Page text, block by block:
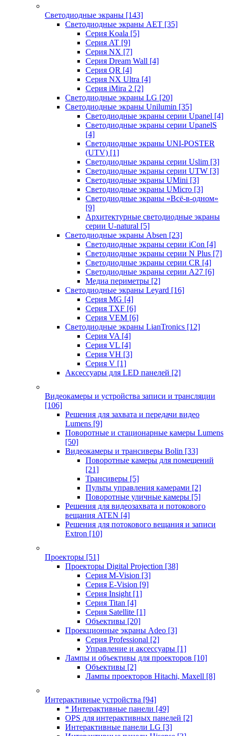
Светодиодные экраны [143]
Светодиодные экраны AET [35]
Cерия Koala [5]
Серия AT [9]
Серия NX [7]
Серия Dream Wall [4]
Серия QR [4]
Серия NX Ultra [4]
Серия iMira 2 [2]
Светодиодные экраны LG [20]
Светодиодные экраны Unilumin [35]
Светодиодные экраны серии Upanel [4]
Светодиодные экраны серии UpanelS
[4]
Светодиодные экраны UNI-POSTER
(UTV) [1]
Светодиодные экраны серии Uslim [3]
Светодиодные экраны серии UTW [3]
Светодиодные экраны UMini [3]
Светодиодные экраны UMicro [3]
Светодиодные экраны «Всё-в-одном»
[9]
Архитектурные светодиодные экраны
серии U-natural [5]
Светодиодные экраны Absen [23]
Светодиодные экраны серии iCon [4]
Светодиодные экраны серии N Plus [7]
Светодиодные экраны серии CR [4]
Светодиодные экраны серии А27 [6]
Медиа периметры [2]
Светодиодные экраны Leyard [16]
Серия MG [4]
Серия TXF [6]
Серия VEM [6]
Светодиодные экраны LianTronics [12]
Серия VA [4]
Серия VL [4]
Серия VH [3]
Серия V [1]
Аксессуары для LED панелей [2]
Видеокамеры и устройства записи и трансляции
[106]
Решения для захвата и передачи видео
Lumens [9]
Поворотные и стационарные камеры Lumens
[50]
Видеокамеры и трансиверы Bolin [33]
Поворотные камеры для помещений
[21]
Трансиверы [5]
Пульты управления камерами [2]
Поворотные уличные камеры [5]
Решения для видеозахвата и потокового
вещания ATEN [4]
Решения для потокового вещания и записи
Extron [10]
Проекторы [51]
Проекторы Digital Projection [38]
Серия M-Vision [3]
Серия E-Vision [9]
Серия Insight [1]
Серия Titan [4]
Серия Satellite [1]
Объективы [20]
Проекционные экраны Adeo [3]
Серия Professional [2]
Управление и аксессуары [1]
Лампы и объективы для проекторов [10]
Объективы [2]
Лампы проекторов Hitachi, Maxell [8]
Интерактивные устройства [94]
* Интерактивные панели [49]
OPS для интерактивных панелей [2]
Интерактивные панели LG [3]